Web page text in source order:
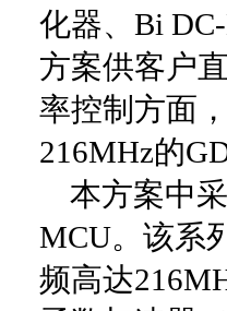
化器、Bi
方案供客户
率控制方面
216MHz的
本方案中
MCU。该系
频高达